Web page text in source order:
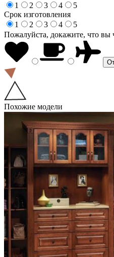
1
2 3 4
5
Срок изготовления
1
2 3 4
5
Пожалуйста, докажите, что вы
Похожие модели